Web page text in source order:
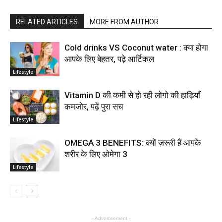
RELATED ARTICLES MORE FROM AUTHOR
Lifestyle
Cold drinks VS Coconut water : क्या होगा
आपके लिए बेहतर, पढ़े आर्टिकल
Lifestyle
Vitamin D की कमी से हो रही लोगो की हाड़ियाँ
कमजोर, पढ़ें पुरा सच
Lifestyle
OMEGA 3 BENEFITS: क्यों ज़रूरी हैं आपके
शरीर के लिए ओमेगा 3
- Advertisement -